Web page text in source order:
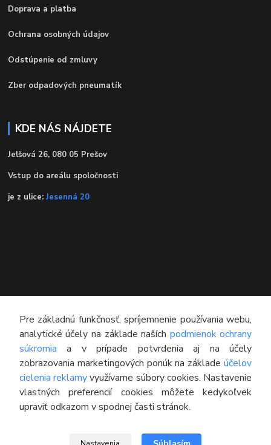
Doprava a platba
Ochrana osobných údajov
Odstúpenie od zmluvy
Zber odpadových pneumatík
KDE NÁS NÁJDETE
Jelšová 26, 080 05 Prešov
Vstup do areálu spoločnosti
je z ulice: Jesenná 20
KONTAKT
Technický poradca
0948 609 608
(Po-Pia, 8:00-16:30)
Pre základnú funkčnosť, spríjemnenie používania webu,
analytické účely na základe naších podmienok ochrany
súkromia a v prípade potvrdenia aj na účely
zobrazovania marketingových ponúk na základeúčelov
cielenia reklamyvyužívame súbory cookies. Nastavenie
vlastných preferencií cookies môžete kedykoľvek
upraviť odkazom v spodnej časti stránok.